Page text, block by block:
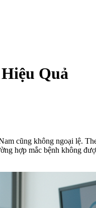
Quả
cũng không ngoại lệ.
hợp mắc bệnh không